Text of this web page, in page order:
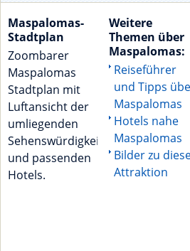
Maspalomas-
Stadtplan
Zoombarer
Maspalomas
Stadtplan mit
Luftansicht der
umliegenden
Sehenswürdigkeiten
und passenden
Hotels.
Weitere
Themen über
Maspalomas:
Reiseführer
und Tipps
Maspalomas
Hotels nahe
Maspalomas
Bilder zu
Attraktion